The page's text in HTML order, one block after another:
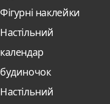
Фігурні наклейки
Настільний
календар
будиночок
Настільний